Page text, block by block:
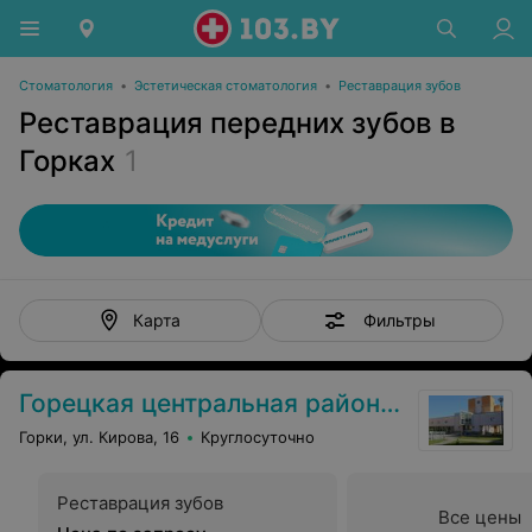
Стоматология • Эстетическая стоматология • Реставрация зубов
Реставрация передних зубов в
Горках 1
Карта Фильтры
Горецкая центральная районная больница
Горки, ул. Кирова, 16 Круглосуточно
Реставрация зубов
Все цены